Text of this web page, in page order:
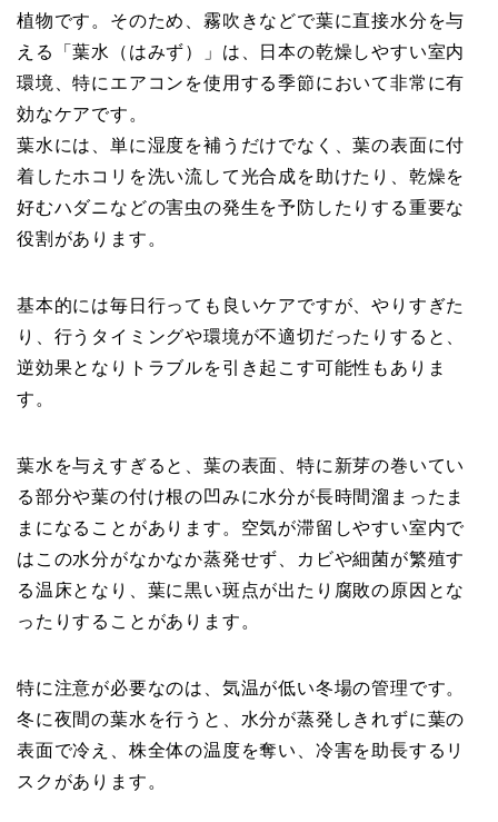
植物です。そのため、霧吹きなどで葉に直接水分を与
える「葉水（はみず）」は、日本の乾燥しやすい室内
環境、特にエアコンを使用する季節において非常に有
効なケアです。
葉水には、単に湿度を補うだけでなく、葉の表面に付
着したホコリを洗い流して光合成を助けたり、乾燥を
好むハダニなどの害虫の発生を予防したりする重要な
役割があります。
基本的には毎日行っても良いケアですが、やりすぎた
り、行うタイミングや環境が不適切だったりすると、
逆効果となりトラブルを引き起こす可能性もありま
す。
葉水を与えすぎると、葉の表面、特に新芽の巻いてい
る部分や葉の付け根の凹みに水分が長時間溜まったま
まになることがあります。空気が滞留しやすい室内で
はこの水分がなかなか蒸発せず、カビや細菌が繁殖す
る温床となり、葉に黒い斑点が出たり腐敗の原因とな
ったりすることがあります。
特に注意が必要なのは、気温が低い冬場の管理です。
冬に夜間の葉水を行うと、水分が蒸発しきれずに葉の
表面で冷え、株全体の温度を奪い、冷害を助長するリ
スクがあります。